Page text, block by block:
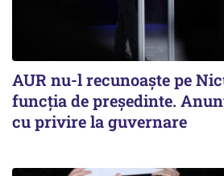
AUR nu-l recunoaște pe
funcția de președinte.
cu privire la guvernare